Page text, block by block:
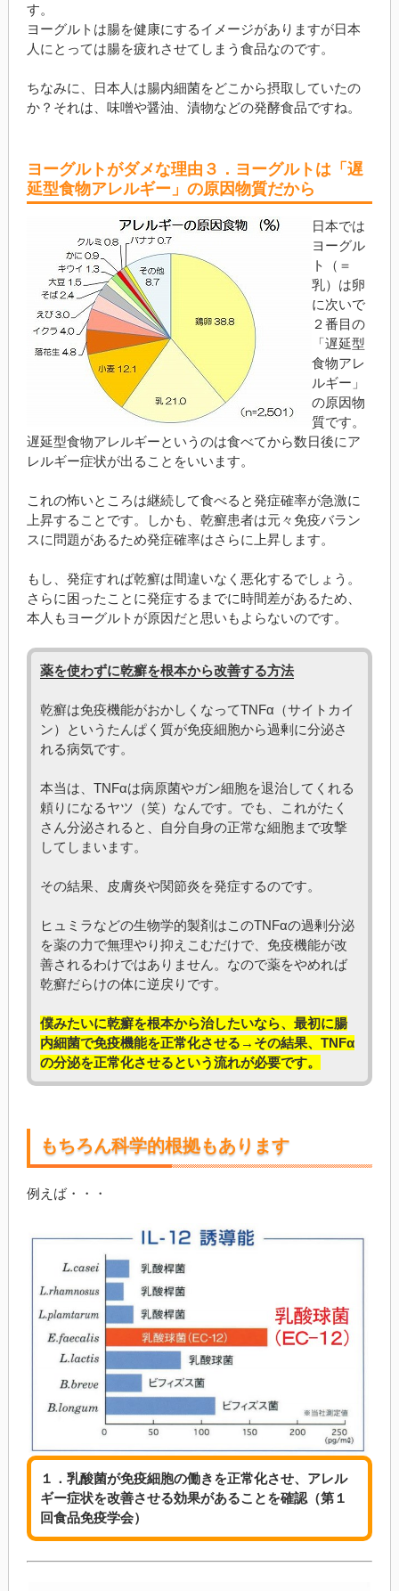
す。
ヨーグルトは腸を健康にするイメージがありますが日本
人にとっては腸を疲れさせてしまう食品なのです。
ちなみに、日本人は腸内細菌をどこから摂取していたの
か？それは、味噌や醤油、漬物などの発酵食品ですね。
ヨーグルトがダメな理由３．ヨーグルトは「遅
延型食物アレルギー」の原因物質だから
日本では
ヨーグル
ト（＝
乳）は卵
に次いで
２番目の
「遅延型
食物アレ
ルギー」
の原因物
質です。
遅延型食物アレルギーというのは食べてから数日後にア
レルギー症状が出ることをいいます。
これの怖いところは継続して食べると発症確率が急激に
上昇することです。しかも、乾癬患者は元々免疫バラン
スに問題があるため発症確率はさらに上昇します。
もし、発症すれば乾癬は間違いなく悪化するでしょう。
さらに困ったことに発症するまでに時間差があるため、
本人もヨーグルトが原因だと思いもよらないのです。
薬を使わずに乾癬を根本から改善する方法
乾癬は免疫機能がおかしくなってTNFα（サイトカイ
ン）というたんぱく質が免疫細胞から過剰に分泌さ
れる病気です。
本当は、TNFαは病原菌やガン細胞を退治してくれる
頼りになるヤツ（笑）なんです。でも、これがたく
さん分泌されると、自分自身の正常な細胞まで攻撃
してしまいます。
その結果、皮膚炎や関節炎を発症するのです。
ヒュミラなどの生物学的製剤はこのTNFαの過剰分泌
を薬の力で無理やり抑えこむだけで、免疫機能が改
善されるわけではありません。なので薬をやめれば
乾癬だらけの体に逆戻りです。
僕みたいに乾癬を根本から治したいなら、最初に腸
内細菌で免疫機能を正常化させる→その結果、TNFα
の分泌を正常化させるという流れが必要です。
もちろん科学的根拠もあります
例えば・・・
１． 乳酸菌が免疫細胞の働きを正常化させ、アレル
ギー症状を改善させる効果があることを確認（第１
回食品免疫学会）